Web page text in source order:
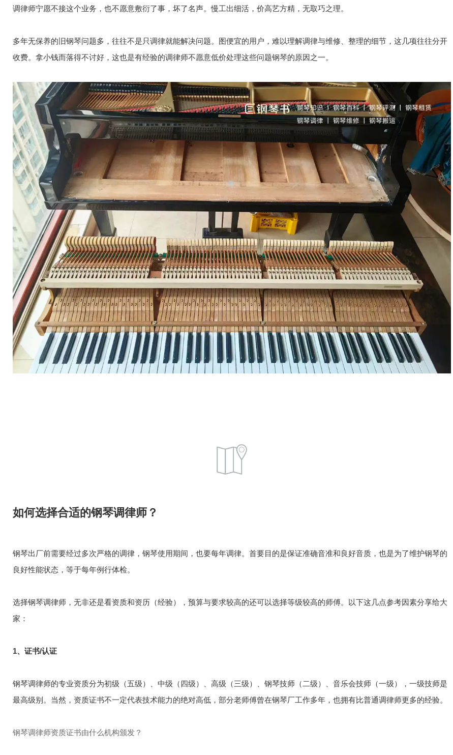
调律师宁愿不接这个业务，也不愿意敷衍了事，坏了名声。慢工出细活，价高艺方精，无取巧之理。
多年无保养的旧钢琴问题多，往往不是只调律就能解决问题。图便宜的用户，难以理解调律与维修、整理的细节，这几项往往分开
收费。拿小钱而落得不讨好，这也是有经验的调律师不愿意低价处理这些问题钢琴的原因之一。
如何选择合适的钢琴调律师？
钢琴出厂前需要经过多次严格的调律，钢琴使用期间，也要每年调律。首要目的是保证准确音准和良好音质，也是为了维护钢琴的
良好性能状态，等于每年例行体检。
选择钢琴调律师，无非还是看资质和资历（经验），预算与要求较高的还可以选择等级较高的师傅。以下这几点参考因素分享给大
家：
1、证书/认证
钢琴调律师的专业资质分为初级（五级）、中级（四级）、高级（三级）、钢琴技师（二级）、音乐会技师（一级），一级技师是
最高级别。当然，资质证书不一定代表技术能力的绝对高低，部分老师傅曾在钢琴厂工作多年，也拥有比普通调律师更多的经验。
钢琴调律师资质证书由什么机构颁发？
星海钢琴
星海钢琴集团公司是
商，专业生产销售乐
YOUNG CHANG英昌
YOUNG CHANG英
Petrof佩卓夫
佩卓夫公司是欧洲最